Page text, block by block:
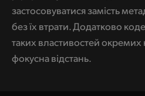
застосовуватися замість
без їх втрати. Додатково
таких властивостей окремих
фокусна відстань.